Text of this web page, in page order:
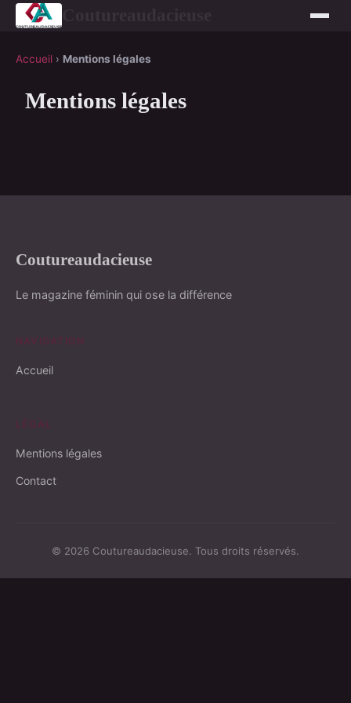
Accueil › Mentions légales
Mentions légales
Coutureaudacieuse
Le magazine féminin qui ose la différence
NAVIGATION
Accueil
LÉGAL
Mentions légales
Contact
© 2026 Coutureaudacieuse. Tous droits réservés.